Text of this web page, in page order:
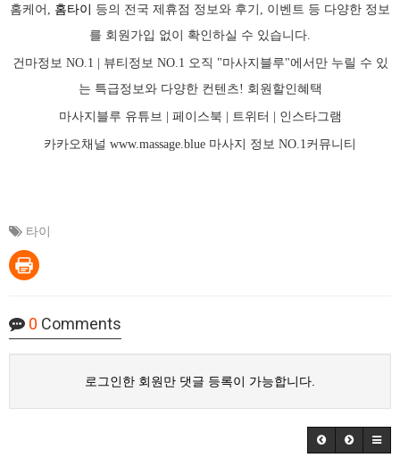
홈케어, 홈타이
등의 전국 제휴점 정보와 후기, 이벤트 등 다양한 정보
를 회원가입 없이 확인하실 수 있습니다.
건마정보 NO.1 | 뷰티정보 NO.1 오직 "마사지블루"에서만 누릴 수 있
는 특급정보와 다양한 컨텐츠! 회원할인혜택
마사지블루 유튜브 | 페이스북 | 트위터 | 인스타그램
카카오채널 www.massage.blue 마사지 정보 NO.1커뮤니티
타이
0 Comments
로그인한 회원만 댓글 등록이 가능합니다.